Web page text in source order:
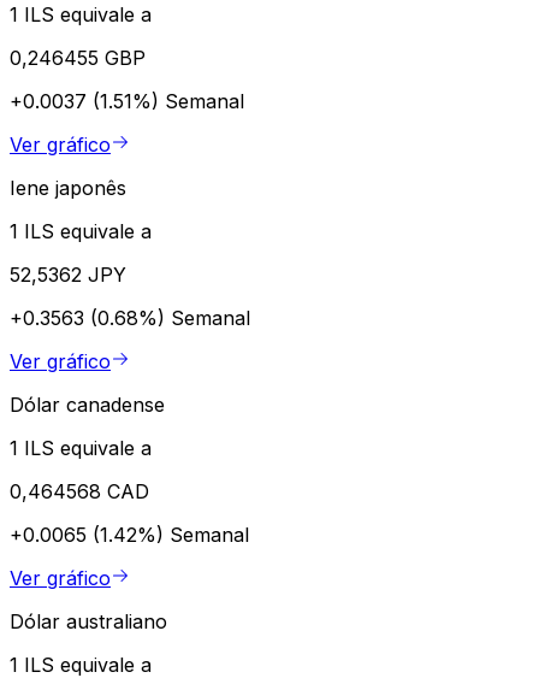
1 ILS equivale a
0,246455 GBP
+0.0037 (1.51%) Semanal
Ver gráfico
Iene japonês
1 ILS equivale a
52,5362 JPY
+0.3563 (0.68%) Semanal
Ver gráfico
Dólar canadense
1 ILS equivale a
0,464568 CAD
+0.0065 (1.42%) Semanal
Ver gráfico
Dólar australiano
1 ILS equivale a